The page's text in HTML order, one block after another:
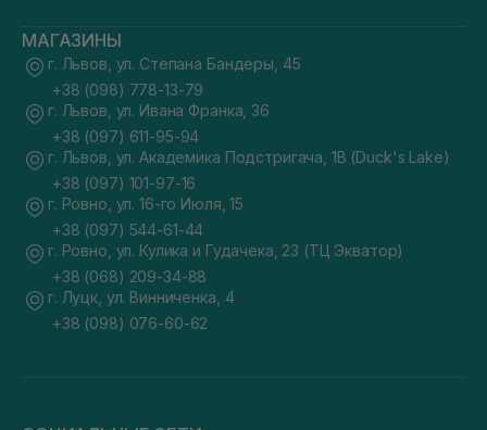
МАГАЗИНЫ
г. Львов, ул. Степана Бандеры, 45
+38 (098) 778-13-79
г. Львов, ул. Ивана Франка, 36
+38 (097) 611-95-94
г. Львов, ул. Академика Подстригача, 1В (Duck's Lake)
+38 (097) 101-97-16
г. Ровно, ул. 16-го Июля, 15
+38 (097) 544-61-44
г. Ровно, ул. Кулика и Гудачека, 23 (ТЦ Экватор)
+38 (068) 209-34-88
г. Луцк, ул. Винниченка, 4
+38 (098) 076-60-62